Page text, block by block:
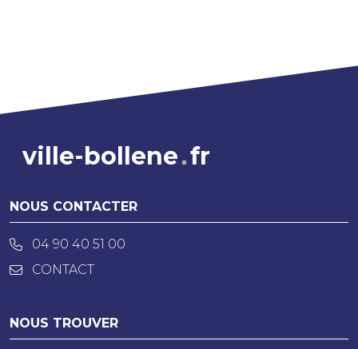
ville-bollene fr
NOUS CONTACTER
04 90 40 51 00
CONTACT
NOUS TROUVER